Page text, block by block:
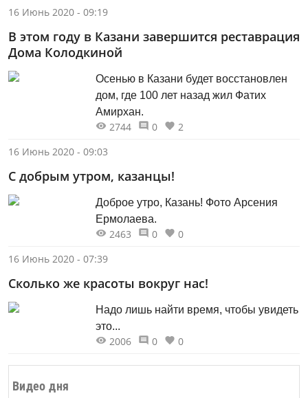
Видео дня
16 Июнь 2020 - 09:19
В этом году в Казани завершится реставрация
Дома Колодкиной
Осенью в Казани будет восстановлен
дом, где 100 лет назад жил Фатих
Амирхан.
2744 0
2
16 Июнь 2020 - 09:03
С добрым утром, казанцы!
Доброе утро, Казань! Фото Арсения
Ермолаева.
2463 0
0
16 Июнь 2020 - 07:39
Сколько же красоты вокруг нас!
Надо лишь найти время, чтобы увидеть
это...
2006 0 0